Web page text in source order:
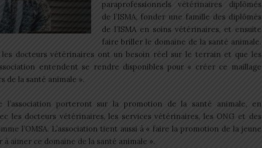
paraprofessionnels vétérinaires diplômés
de l’ISMA, fonder une famille des diplômés
de l’ISMA en soins vétérinaires, et ensuite
faire briller le domaine de la santé animale.
les docteurs vétérinaires ont un besoin réel sur le terrain et que les
entendent se rendre disponibles pour « créer ce maillage
de la santé animale ».
l’association porteront sur la promotion de la santé animale, en
les docteurs vétérinaires, les services vétérinaires, les ONG et des
l’OMSA. L’association tient aussi à « faire la promotion de la jeune
à aimer ce domaine de la santé animale ».